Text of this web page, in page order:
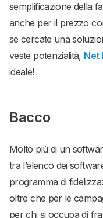
semplificazione della
anche per il prezzo
se cercate una
veste potenzialità, Net
ideale!
Bacco
Molto più di un
tra l’elenco dei
programma di
oltre che per le
per chi si occupa di